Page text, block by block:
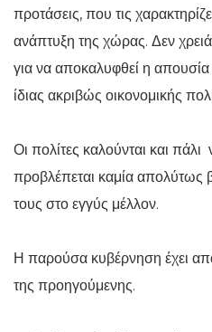
προτάσεις, που τις
ανάπτυξη της χώρας. Δεν
για να αποκαλυφθεί η απουσία
ίδιας ακριβώς οικονομικής
Οι πολίτες καλούνται και
προβλέπεται καμία απολύτως
τους στο εγγύς μέλλον.
Η παρούσα κυβέρνηση έχει
της προηγούμενης.